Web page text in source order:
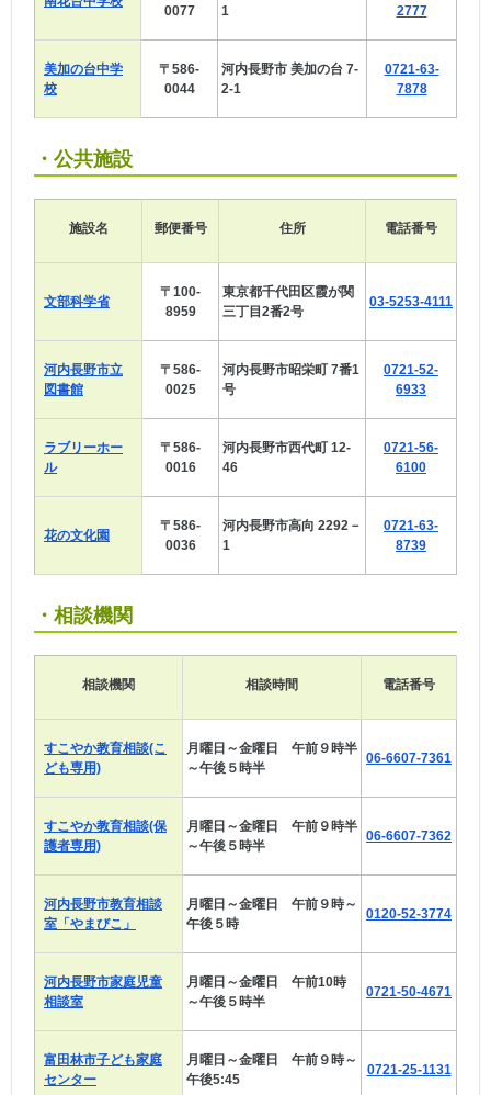
0077 1 2777
美加の台中学
校
〒586-
0044
河内長野市 美加の台 7-
2-1
0721-63-
7878
・公共施設
施設名 郵便番号 住所 電話番号
文部科学省
〒100-
8959
東京都千代田区霞が関
三丁目2番2号
03-5253-4111
河内長野市立
図書館
〒586-
0025
河内長野市昭栄町 7番1
号
0721-52-
6933
ラブリーホー
ル
〒586-
0016
河内長野市西代町 12-
46
0721-56-
6100
花の文化園
〒586-
0036
河内長野市高向 2292－
1
0721-63-
8739
・相談機関
相談機関 相談時間 電話番号
すこやか教育相談(こ
ども専用)
月曜日～金曜日 午前９時半
～午後５時半
06-6607-7361
すこやか教育相談(保
護者専用)
月曜日～金曜日 午前９時半
～午後５時半
06-6607-7362
河内長野市教育相談
室「やまびこ」
月曜日～金曜日 午前９時～
午後５時
0120-52-3774
河内長野市家庭児童
相談室
月曜日～金曜日 午前10時
～午後５時半
0721-50-4671
富田林市子ども家庭
センター
月曜日～金曜日 午前９時～
午後5:45
0721-25-1131